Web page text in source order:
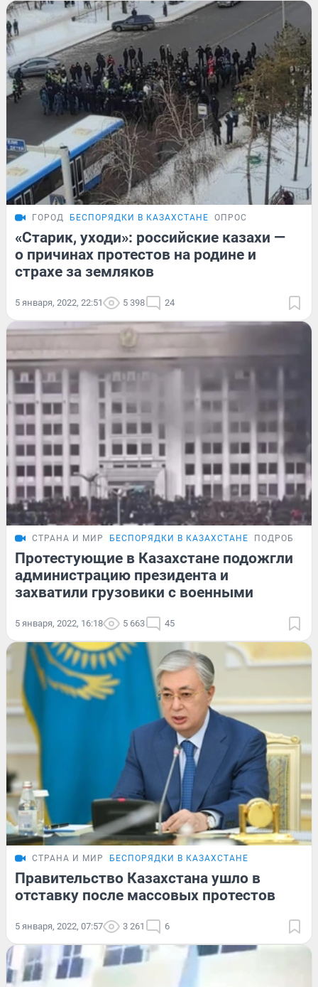
ГОРОД БЕСПОРЯДКИ В КАЗАХСТАНЕ ОПРОС
«Старик, уходи»: российские казахи —
о причинах протестов на родине и
страхе за земляков
5 января, 2022, 22:51 5 398 24
СТРАНА И МИР БЕСПОРЯДКИ В КАЗАХСТАНЕ
Протестующие в Казахстане подожгли
администрацию президента и
захватили грузовики с военными
5 января, 2022, 16:18 5 663 45
СТРАНА И МИР БЕСПОРЯДКИ В КАЗАХСТАНЕ
Правительство Казахстана ушло в
отставку после массовых протестов
5 января, 2022, 07:57 3 261 6